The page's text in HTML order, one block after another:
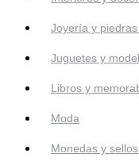
Joyería y
Juguetes y
Libros y
Moda
Monedas y sellos